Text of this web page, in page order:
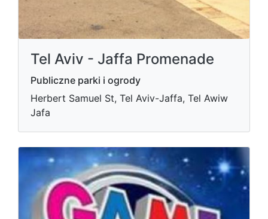
Tel Aviv - Jaffa Promenade
Publiczne parki i ogrody
Herbert Samuel St, Tel Aviv-Jaffa, Tel Awiw
Jafa